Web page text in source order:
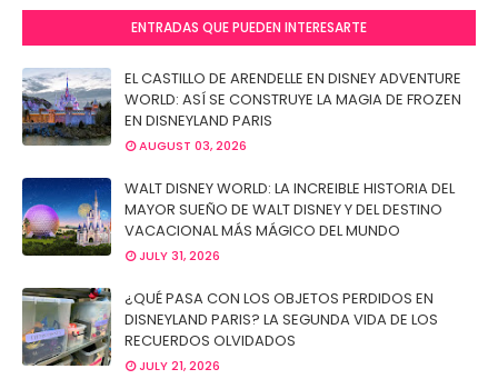
ENTRADAS QUE PUEDEN INTERESARTE
EL CASTILLO DE ARENDELLE EN DISNEY ADVENTURE
WORLD: ASÍ SE CONSTRUYE LA MAGIA DE FROZEN
EN DISNEYLAND PARIS
AUGUST 03, 2026
WALT DISNEY WORLD: LA INCREIBLE HISTORIA DEL
MAYOR SUEÑO DE WALT DISNEY Y DEL DESTINO
VACACIONAL MÁS MÁGICO DEL MUNDO
JULY 31, 2026
¿QUÉ PASA CON LOS OBJETOS PERDIDOS EN
DISNEYLAND PARIS? LA SEGUNDA VIDA DE LOS
RECUERDOS OLVIDADOS
JULY 21, 2026